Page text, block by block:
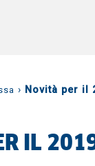
› Novità per il
IL